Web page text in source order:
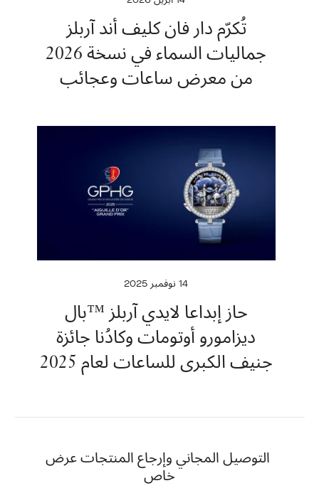
تُكرّم دار فان كليف أند آربلز
جماليات السماء في نسخة 2026
من معرض ساعات وعجائب
14 نوفمبر 2025
حاز إبداعا لايدي آربلز ™بال
ديزامورو أوتومات وكادُنا جائزة
جنيف الكبرى للساعات لعام 2025
التوصيل المجاني وإرجاع المنتجات عرض
خاص